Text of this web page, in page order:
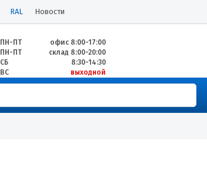
RAL Новости
ПН-ПТ
офис 8:00-17:00
ПН-ПТ
склад 8:00-20:00
СБ
8:30-14:30
ВС
выходной